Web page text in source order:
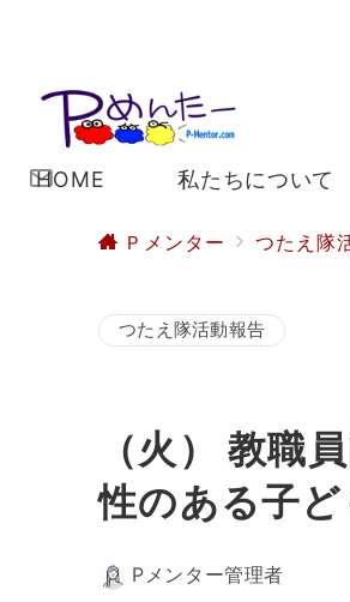
HOME 私たちについて
Ｐメンター つたえ隊
つたえ隊活動報告
舎人第
（火）
性のある子
Pメンター管理者